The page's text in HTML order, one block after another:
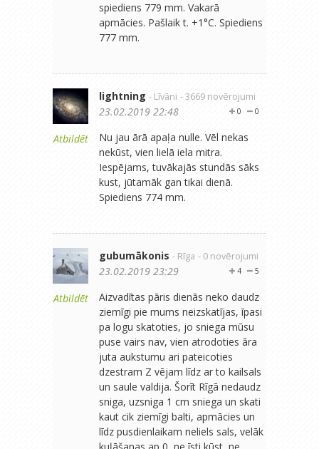
spiediens 779 mm. Vakarā
apmācies. Pašlaik t. +1°C. Spiediens
777 mm.
Atbildēt
lightning - Līvāni - 3669 novērojumi
0
0
23.02.2019 22:48
Nu jau ārā apaļa nulle. Vēl nekas
nekūst, vien lielā iela mitra.
Iespējams, tuvākajās stundās sāks
kust, jūtamāk gan tikai dienā.
Spiediens 774 mm.
Atbildēt
gubumākonis - Rīga - 0 novērojumi
5
4
23.02.2019 23:29
Aizvadītas pāris dienās neko daudz
ziemīgi pie mums neizskatījas, īpasi
pa logu skatoties, jo sniega mūsu
puse vairs nav, vien atrodoties āra
juta aukstumu ari pateicoties
dzestram Z vējam līdz ar to kailsals
un saule valdija. Šorīt Rīgā nedaudz
sniga, uzsniga 1 cm sniega un skati
kaut cik ziemīgi balti, apmācies un
līdz pusdienlaikam neliels sals, velāk